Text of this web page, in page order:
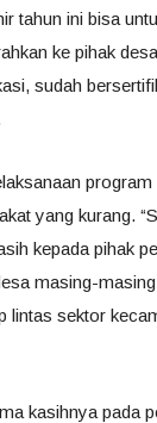
tahun ini bisa
ke pihak
sudah
yang kurang.
kepada pihak
masing-
lintas sektor
kasihnya pada